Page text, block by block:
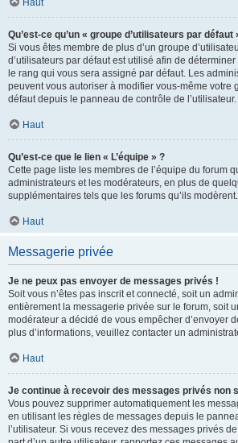
Haut
Qu’est-ce qu’un « groupe d’utilisateurs par défaut
Si vous êtes membre de plus d’un groupe
d’utilisateurs par défaut est utilisé afin de
le rang qui vous sera assigné par défaut. Les
peuvent vous autoriser à modifier vous-même votre
défaut depuis le panneau de contrôle de l’utilisateur.
Haut
Qu’est-ce que le lien « L’équipe » ?
Cette page liste les membres de l’équipe du forum
administrateurs et les modérateurs, en plus de
supplémentaires tels que les forums qu’ils modèrent.
Haut
Messagerie privée
Je ne peux pas envoyer de messages privés !
Soit vous n’êtes pas inscrit et connecté, soit un
entièrement la messagerie privée sur le forum, soit
modérateur a décidé de vous empêcher d’envoyer
plus d’informations, veuillez contacter un
Haut
Je continue à recevoir des messages privés non
Vous pouvez supprimer automatiquement les
en utilisant les règles de messages depuis le
l’utilisateur. Si vous recevez des messages privés